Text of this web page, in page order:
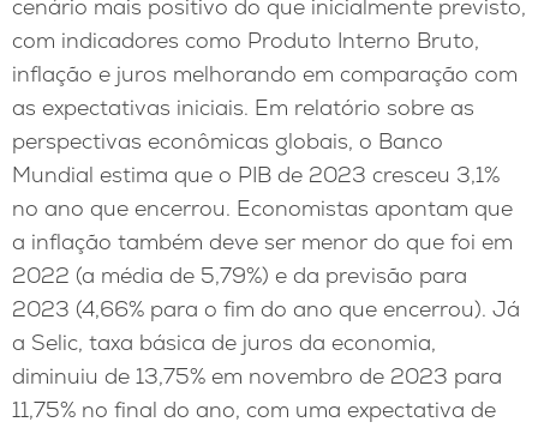
cenário mais positivo do que inicialmente previsto,
com indicadores como Produto Interno Bruto,
inflação e juros melhorando em comparação com
as expectativas iniciais. Em relatório sobre as
perspectivas econômicas globais, o Banco
Mundial estima que o PIB de 2023 cresceu 3,1%
no ano que encerrou. Economistas apontam que
a inflação também deve ser menor do que foi em
2022 (a média de 5,79%) e da previsão para
2023 (4,66% para o fim do ano que encerrou). Já
a Selic, taxa básica de juros da economia,
diminuiu de 13,75% em novembro de 2023 para
11,75% no final do ano, com uma expectativa de